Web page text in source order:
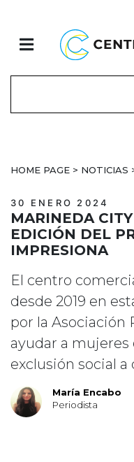
HOME PAGE > NOTICIAS
30 ENERO 2024
MARINEDA
EDICIÓN DEL
IMPRESIONA
El centro
desde 2019 en
por la Asociación
ayudar a
exclusión social
María Encabo
Periodista